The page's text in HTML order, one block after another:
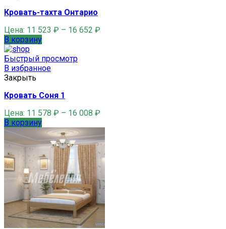
Кровать-тахта Онтарио
Цена: 11 523 ₽ – 16 652 ₽
В корзину
Быстрый просмотр
В избранное
Закрыть
Кровать Соня 1
Цена: 11 578 ₽ – 16 008 ₽
В корзину